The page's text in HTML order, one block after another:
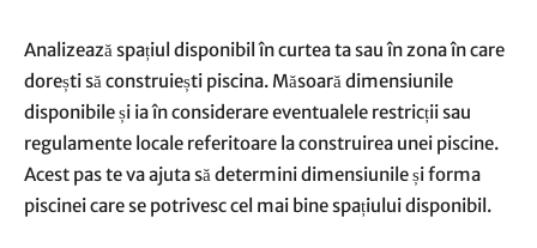
Analizează spațiul disponibil în curtea ta sau în zona în care
dorești să construiești piscina. Măsoară dimensiunile
disponibile și ia în considerare eventualele restricții sau
regulamente locale referitoare la construirea unei piscine.
Acest pas te va ajuta să determini dimensiunile și forma
piscinei care se potrivesc cel mai bine spațiului disponibil.